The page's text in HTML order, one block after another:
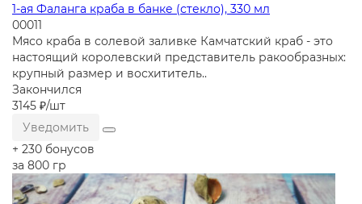
1-ая Фаланга краба в банке (стекло), 330 мл
00011
Мясо краба в солевой заливке Камчатский краб - это
настоящий королевский представитель ракообразных:
крупный размер и восхититель..
Закончился
3145 ₽/шт
Уведомить
+ 230 бонусов
за 800 гр